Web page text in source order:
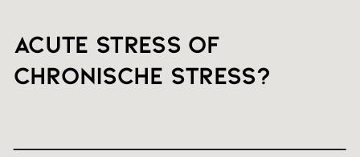
Acute stress of
chronische stress?